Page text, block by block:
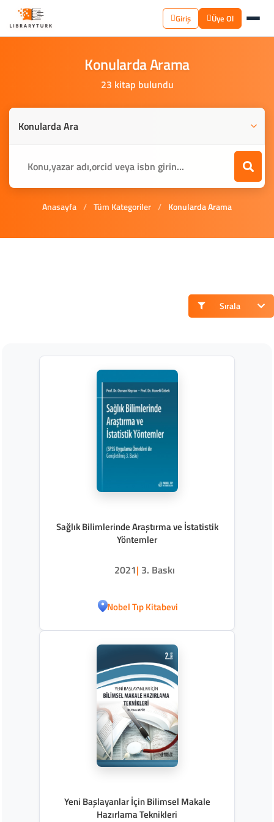
Giriş Üye Ol
KonulardaArama
23 kitap bulundu
Anasayfa / Tüm Kategoriler / Konularda Arama
Sırala
Sağlık Bilimlerinde Araştırma ve İstatistik
Yöntemler
2021| 3. Baskı
Nobel Tıp Kitabevi
Yeni Başlayanlar İçin Bilimsel Makale
Hazırlama Teknikleri